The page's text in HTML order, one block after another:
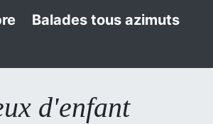
Balades tous azimuts
d'enfant